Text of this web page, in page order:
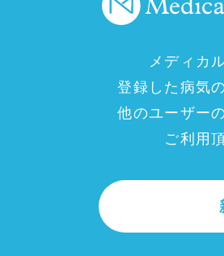
メディカ
登録した病気
他のユーザー
ご利用